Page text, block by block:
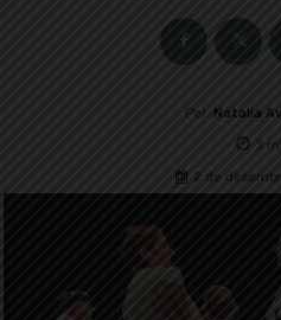
Per Natalia
3
2 de